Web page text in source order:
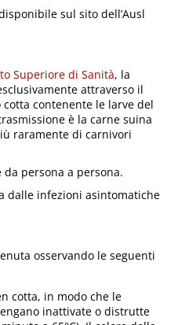
sul sito dell’Ausl
Superiore di Sanità, la
attraverso il
contenente le larve del
è la carne suina
raramente di carnivori
persona a persona.
dalle infezioni asintomatiche
osservando le seguenti
cotta, in modo che le
inattivate o distrutte